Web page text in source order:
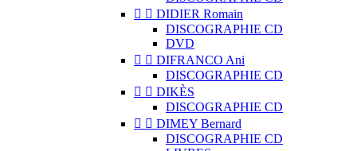
  DIDIER Romain
DISCOGRAPHIE CD
DVD
  DIFRANCO Ani
DISCOGRAPHIE CD
  DIKÈS
DISCOGRAPHIE CD
  DIMEY Bernard
DISCOGRAPHIE CD